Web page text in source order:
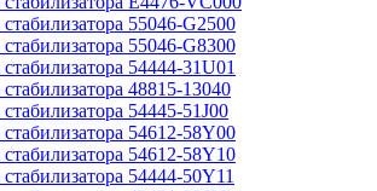
55046-G2500
55046-G8300
54444-31U01
48815-13040
54445-51J00
54612-58Y00
54612-58Y10
54444-50Y11